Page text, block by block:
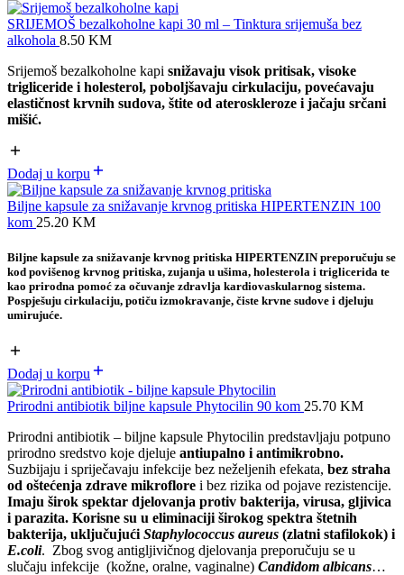
SRIJEMOŠ bezalkoholne kapi 30 ml – Tinktura srijemuša bez
alkohola 8.50 KM
Srijemoš bezalkoholne kapi snižavaju visok pritisak, visoke
trigliceride i holesterol, poboljšavaju cirkulaciju, povećavaju
elastičnost krvnih sudova, štite od ateroskleroze i jačaju srčani
mišić.
Dodaj u korpu
Biljne kapsule za snižavanje krvnog pritiska HIPERTENZIN 100
kom 25.20 KM
Biljne kapsule za snižavanje krvnog pritiska HIPERTENZIN preporučuju se
kod povišenog krvnog pritiska, zujanja u ušima, holesterola i triglicerida te
kao prirodna pomoć za očuvanje zdravlja kardiovaskularnog sistema.
Pospješuju cirkulaciju, potiču izmokravanje, čiste krvne sudove i djeluju
umirujuće.
Dodaj u korpu
Prirodni antibiotik biljne kapsule Phytocilin 90 kom 25.70 KM
Prirodni antibiotik – biljne kapsule Phytocilin predstavljaju potpuno
prirodno sredstvo koje djeluje antiupalno i antimikrobno.
Suzbijaju i spriječavaju infekcije bez neželjenih efekata, bez straha
od oštećenja zdrave mikroflore i bez rizika od pojave rezistencije.
Imaju širok spektar djelovanja protiv bakterija, virusa, gljivica
i parazita. Korisne su u eliminaciji širokog spektra štetnih
bakterija, uključujući Staphylococcus aureus (zlatni stafilokok) i
E.coli. Zbog svog antigljivičnog djelovanja preporučuju se u
slučaju infekcije (kožne, oralne, vaginalne) Candidom albicans…